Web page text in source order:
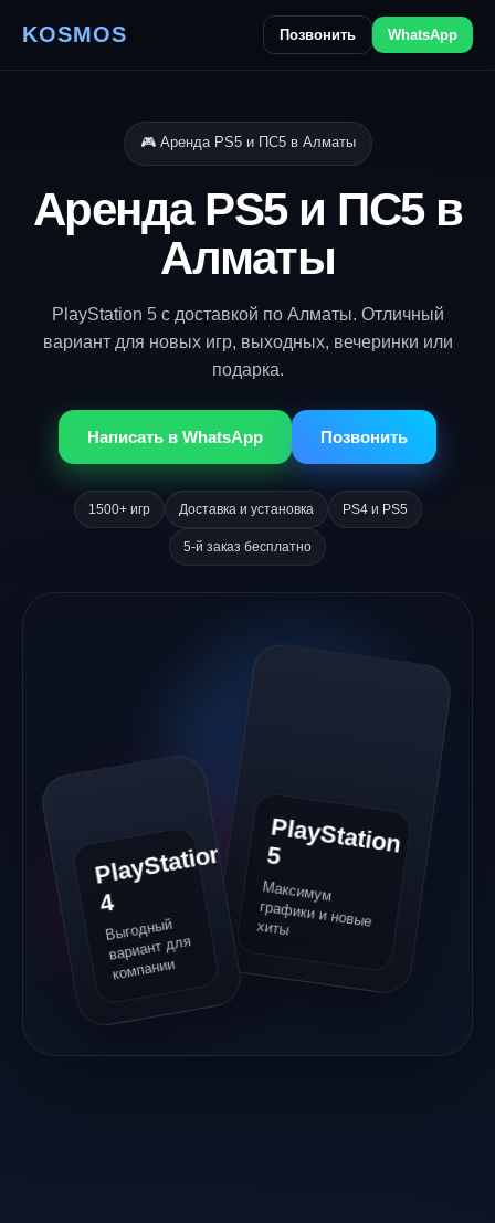
KOSMOS Позвонить WhatsApp
🎮 Аренда PS5 и ПС5 в Алматы
Аренда PS5 и ПС5 в
Алматы
PlayStation 5 с доставкой по Алматы. Отличный
вариант для новых игр, выходных, вечеринки или
подарка.
Написать в WhatsApp Позвонить
1500+ игр Доставка и установка PS4 и PS5
5-й заказ бесплатно
P
layS
tation
5
Максимум
графики и новые
хиты
Pl
a
y
St
ati
o
n
4
Выгодный
вариант для
компании